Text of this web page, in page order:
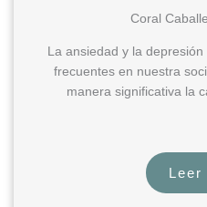
Coral
La ansiedad y la
frecuentes en nuestra
manera significativa la
Leer